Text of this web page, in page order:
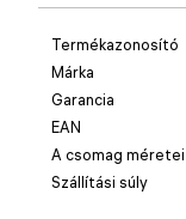
Termékazonosító
Márka
Garancia
EAN
A csomag méretei
Szállítási súly